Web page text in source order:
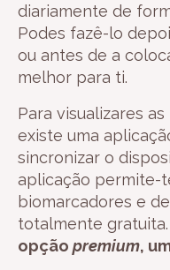
diariamente de
Podes fazê-lo
ou antes de a
melhor para ti.
Para visualizares
existe uma
sincronizar o
aplicação permite-
biomarcadores e
totalmente gratuita.
opção premium,